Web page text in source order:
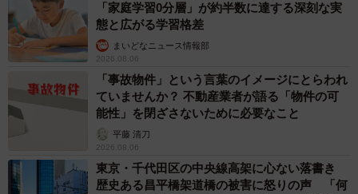
「家庭学習0分層」が約半数に達する深刻な実
態と広がる学習格差
まいどなニュース情報部
2026.08.06
「事故物件」という言葉のイメージにとらわれ
ていませんか？ 不動産業者が語る「物件の可
能性」を閉ざさないために必要なこと
平藤 清刀
2026.08.06
東京・千代田区の中央線高架に心ない落書き
歴史ある昌平橋架道橋の被害に怒りの声 「何